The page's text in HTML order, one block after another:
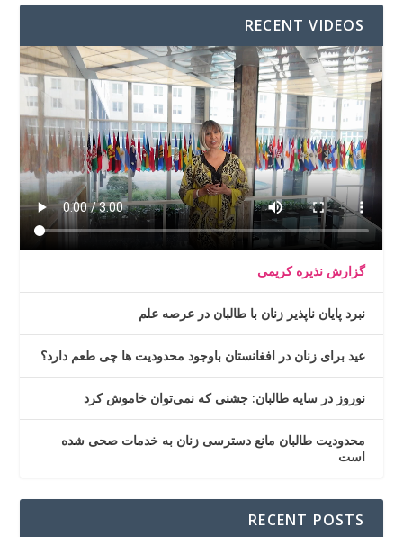
RECENT VIDEOS
گزارش نذیره کریمی
نبرد پایان ناپذیر زنان با طالبان در عرصه علم
عید برای زنان در افغانستان باوجود محدودیت ها چی طعم دارد؟
نوروز در سایه طالبان: جشنی که نمی‌توان خاموش کرد
محدودیت طالبان مانع دسترسی زنان به خدمات صحی شده
است
RECENT POSTS